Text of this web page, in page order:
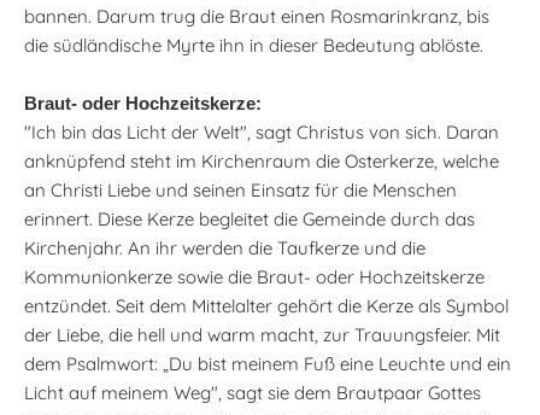
bannen. Darum trug die Braut einen Rosmarinkranz, bis
die südländische Myrte ihn in dieser Bedeutung ablöste.
Braut- oder Hochzeitskerze:
"Ich bin das Licht der Welt", sagt Christus von sich. Daran
anknüpfend steht im Kirchenraum die Osterkerze, welche
an Christi Liebe und seinen Einsatz für die Menschen
erinnert. Diese Kerze begleitet die Gemeinde durch das
Kirchenjahr. An ihr werden die Taufkerze und die
Kommunionkerze sowie die Braut- oder Hochzeitskerze
entzündet. Seit dem Mittelalter gehört die Kerze als Symbol
der Liebe, die hell und warm macht, zur Trauungsfeier. Mit
dem Psalmwort: „Du bist meinem Fuß eine Leuchte und ein
Licht auf meinem Weg", sagt sie dem Brautpaar Gottes